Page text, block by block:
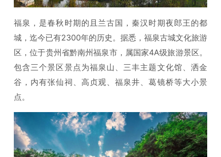
福泉，是春秋时期的且兰古国，秦汉时期夜郎王的都
城，迄今已有2300年的历史。据悉，福泉古城文化旅游
区，位于贵州省黔南州福泉市，属国家4A级旅游景区。
包含三个景区景点为福泉山、三丰主题文化馆、洒金
谷，内有张仙祠、高贞观、福泉井、葛镜桥等大小景
点。